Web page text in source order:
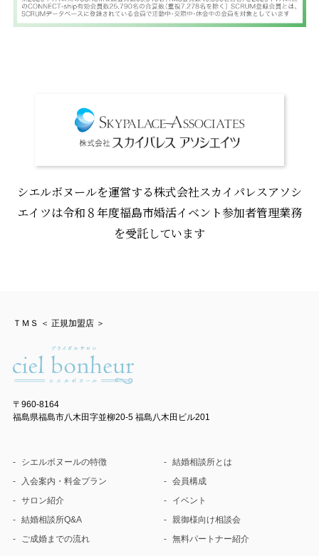
シエルボヌールを運営する株式会社スカイパレスアソシ
エイツは令和８年度福島市婚活イベント参加者管理業務
を受託しています
ＴＭＳ ＜ 正規加盟店 ＞
〒960-8164
福島県福島市八木田字並柳20-5 福島八木田ビル201
シエルボヌールの特徴
入会案内・料金プラン
サロン紹介
結婚相談所Q&A
ご成婚までの流れ
結婚相談所とは
会員構成
イベント
親御様向け相談会
無料パートナー紹介